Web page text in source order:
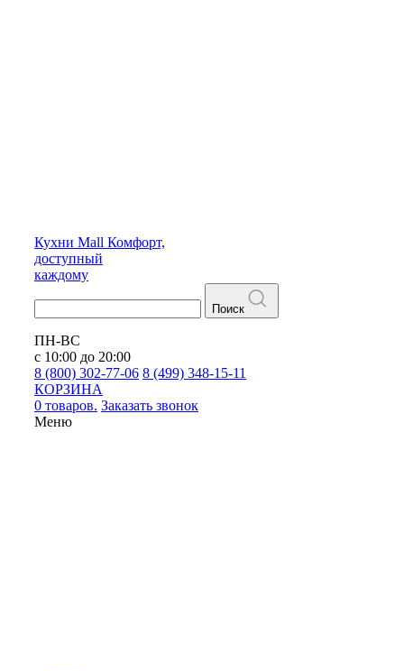
Кухни Mall Комфорт,
доступный
каждому
Поиск
ПН-ВС
с 10:00 до 20:00
8 (800) 302-77-06 8 (499) 348-15-11
КОРЗИНА
0 товаров. Заказать звонок
Меню